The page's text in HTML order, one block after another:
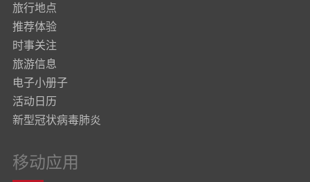
旅行地点
推荐体验
时事关注
旅游信息
电子小册子
活动日历
新型冠状病毒肺炎
移动应用